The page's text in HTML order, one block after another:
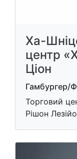
Ха-
центр
Ціон
Гамбургер/
Торговий
Рішон